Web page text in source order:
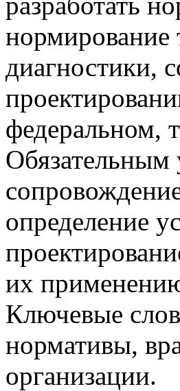
нормирование
диагностики,
федеральном,
Обязательным
определение
их
Ключевые
нормативы,
организации.